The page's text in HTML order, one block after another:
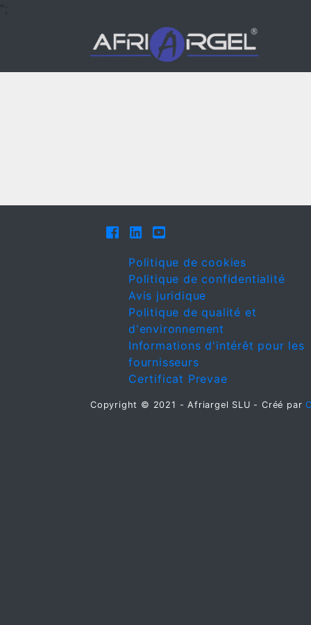
Politique de cookies
Politique de confidentialité
Avis juridique
Politique de qualité et
d'environnement
Informations d'intérêt pour les
fournisseurs
Certificat Prevae
Copyright © 2021 - Afriargel SLU - Créé par